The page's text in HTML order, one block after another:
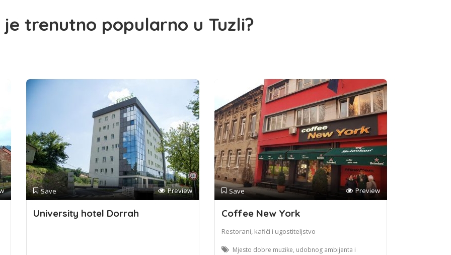
je trenutno popularno u Tuzli?
Save Preview
University hotel Dorrah
Save Preview
Coffee New York
Restorani, kafići i ugostiteljstvo
Mjesto dobre muzike, udobnog ambijenta i